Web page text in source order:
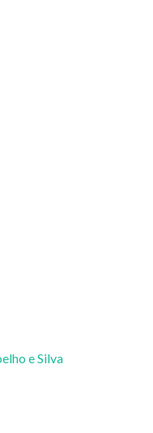
e Silva